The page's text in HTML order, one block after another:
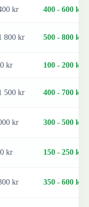
kr 400 - 600 kr
800 kr 500 - 800 kr
kr 100 - 200 kr
500 kr 400 - 700 kr
kr 300 - 500 kr
kr 150 - 250 kr
kr 350 - 600 kr